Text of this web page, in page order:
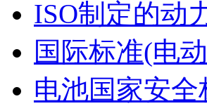
ISO制定的动
国际标准(电动
电池国家安全